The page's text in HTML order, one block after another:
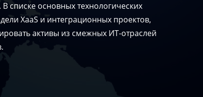
списке основных технологических
XaaS и интеграционных проектов,
активы из смежных ИТ-отраслей